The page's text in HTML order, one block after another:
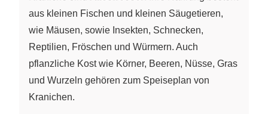
aus kleinen Fischen und kleinen Säugetieren,
wie Mäusen, sowie Insekten, Schnecken,
Reptilien, Fröschen und Würmern. Auch
pflanzliche Kost wie Körner, Beeren, Nüsse, Gras
und Wurzeln gehören zum Speiseplan von
Kranichen.